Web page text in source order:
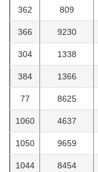
362 809
366 9230
304 1338
384 1366
77 8625
1060 4637
1050 9659
1044 8454